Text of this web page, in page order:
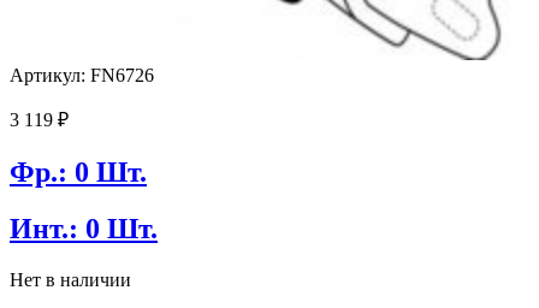
Артикул: FN6726
3 119 ₽
Фр.: 0 Шт.
Инт.: 0 Шт.
Нет в наличии